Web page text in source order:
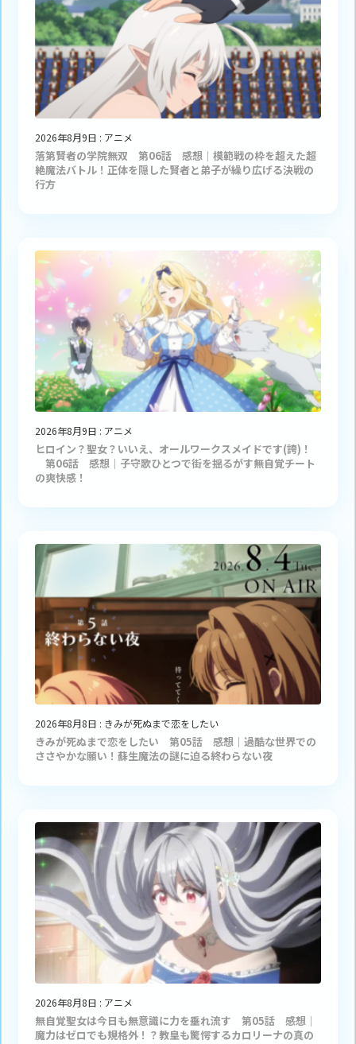
2026年8月9日 : アニメ
落第賢者の学院無双 第06話 感想｜模範戦の枠を超えた超
絶魔法バトル！正体を隠した賢者と弟子が繰り広げる決戦の
行方
2026年8月9日 : アニメ
ヒロイン？聖女？いいえ、オールワークスメイドです(誇)！
第06話 感想｜子守歌ひとつで街を揺るがす無自覚チート
の爽快感！
2026年8月8日 : きみが死ぬまで恋をしたい
きみが死ぬまで恋をしたい 第05話 感想｜過酷な世界での
ささやかな願い！蘇生魔法の謎に迫る終わらない夜
2026年8月8日 : アニメ
無自覚聖女は今日も無意識に力を垂れ流す 第05話 感想｜
魔力はゼロでも規格外！？教皇も驚愕するカロリーナの真の